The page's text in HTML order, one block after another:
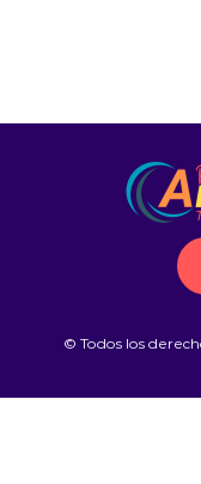
© Todos los